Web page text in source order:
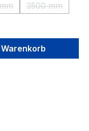
nicht verfügbar.)
Option ist zurzeit
3500 mm
(Diese
zurzeit nicht verfügbar.)